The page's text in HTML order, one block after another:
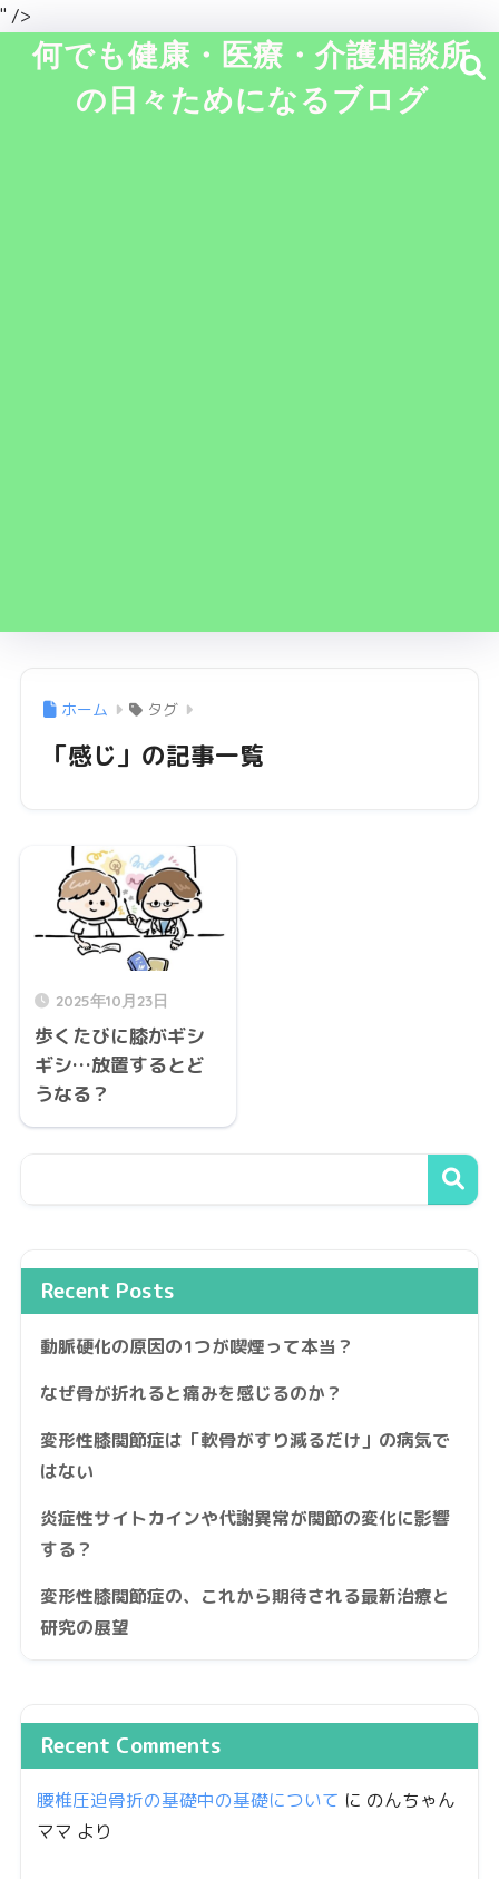
" />
何でも健康・医療・介護相談所
の日々ためになるブログ
ホーム タグ
「感じ」の記事一覧
2025年10月23日
歩くたびに膝がギシ
ギシ…放置するとど
うなる？
Recent Posts
動脈硬化の原因の1つが喫煙って本当？
なぜ骨が折れると痛みを感じるのか？
変形性膝関節症は「軟骨がすり減るだけ」の病気で
はない
炎症性サイトカインや代謝異常が関節の変化に影響
する？
変形性膝関節症の、これから期待される最新治療と
研究の展望
Recent Comments
腰椎圧迫骨折の基礎中の基礎について に のんちゃん
ママ より